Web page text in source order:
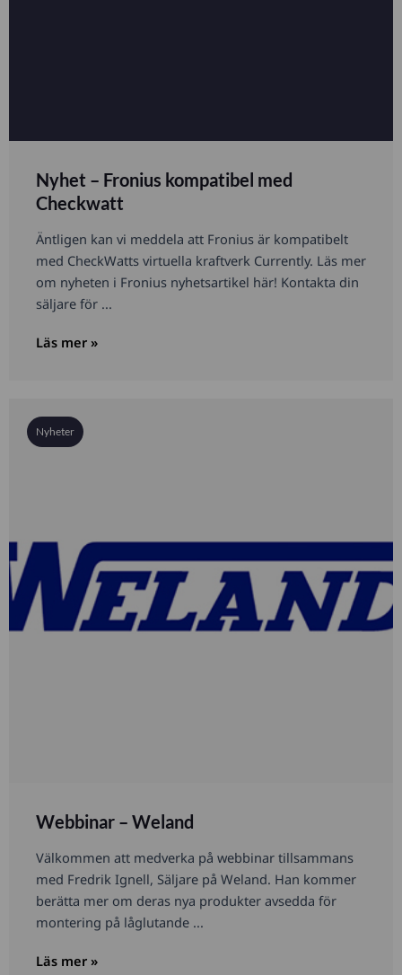
Nyhet – Fronius kompatibel med
Checkwatt
Äntligen kan vi meddela att Fronius är kompatibelt
med CheckWatts virtuella kraftverk Currently. Läs mer
om nyheten i Fronius nyhetsartikel här! Kontakta din
säljare för ...
Läs mer »
Nyheter
Webbinar – Weland
Välkommen att medverka på webbinar tillsammans
med Fredrik Ignell, Säljare på Weland. Han kommer
berätta mer om deras nya produkter avsedda för
montering på låglutande ...
Läs mer »